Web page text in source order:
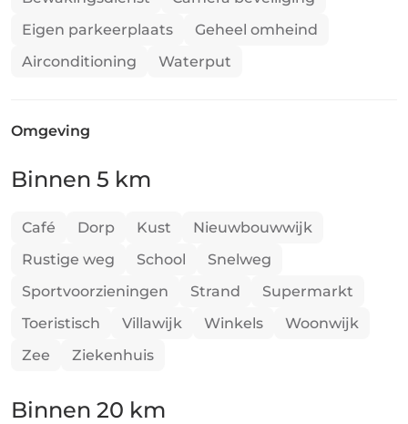
Eigen parkeerplaats
Geheel omheind
Airconditioning
Waterput
Omgeving
Binnen 5 km
Café Dorp Kust
Nieuwbouwwijk
Rustige weg
School
Snelweg
Sportvoorzieningen
Strand
Supermarkt
Toeristisch
Villawijk Winkels
Woonwijk
Zee
Ziekenhuis
Binnen 20 km